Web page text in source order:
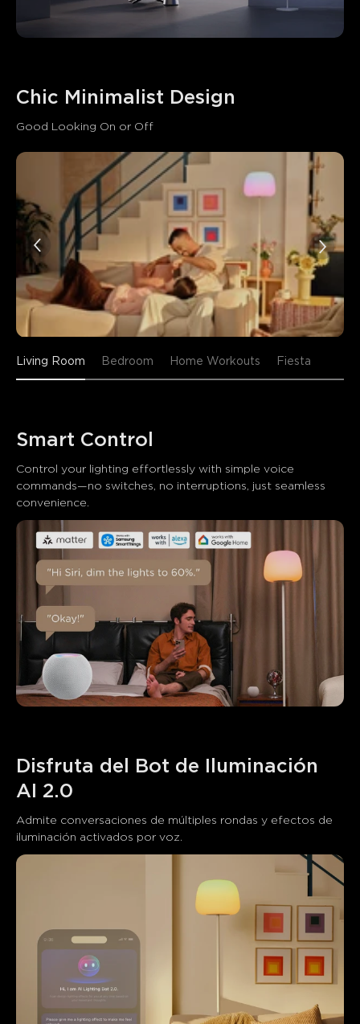
Chic Minimalist Design
Good Looking On or Off
Living Room Bedroom Home Workouts Fiesta
Smart Control
Control your lighting effortlessly with simple voice
commands—no switches, no interruptions, just seamless
convenience.
Disfruta del Bot de Iluminación
AI 2.0
Admite conversaciones de múltiples rondas y efectos de
iluminación activados por voz.